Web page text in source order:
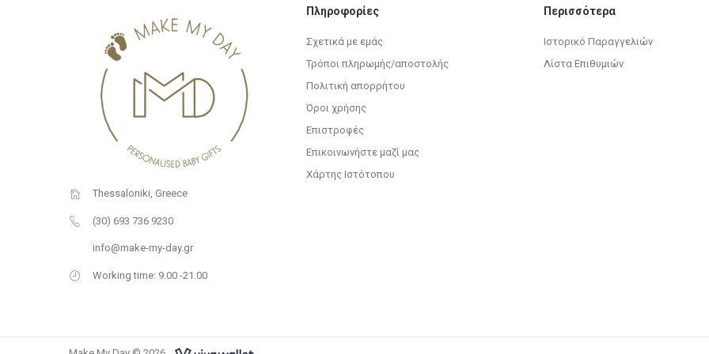
Thessaloniki, Greece
(30) 693 736 9230
info@make-my-day.gr
Working time: 9.00 -21.00
Πληροφορίες
Σχετικά με εμάς
Τρόποι πληρωμής/αποστολής
Πολιτική απορρήτου
Όροι χρήσης
Επιστροφές
Επικοινωνήστε μαζί μας
Χάρτης Ιστότοπου
Περισσότερα
Ιστορικό Παραγγελιών
Λίστα Επιθυμιών